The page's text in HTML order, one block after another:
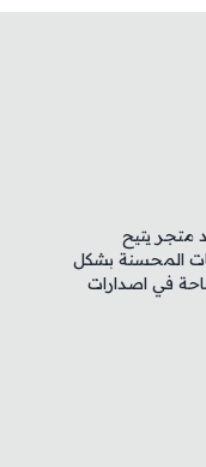
متجر يتيح
المحسنة بشكل
في اصدارات